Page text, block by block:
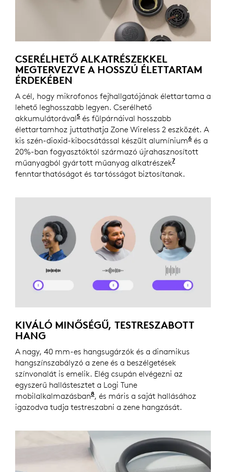
CSERÉLHETŐ ALKATRÉSZEKKEL
MEGTERVEZVE A HOSSZÚ ÉLETTARTAM
ÉRDEKÉBEN
A cél, hogy mikrofonos fejhallgatójának élettartama a
lehető leghosszabb legyen. Cserélhető
akkumulátorával5 A pótalkatrész hamarosan
és fülpárnáival hosszabb
élettartamhoz juttathatja Zone Wireless 2 eszközét. A
kis szén-dioxid-kibocsátással készült alumínium6 A
és a
20%-ban fogyasztóktól származó újrahasznosított
műanyagból gyártott műanyag alkatrészek7
fenntarthatóságot és tartósságot biztosítanak.
KIVÁLÓ MINŐSÉGŰ, TESTRESZABOTT
HANG
A nagy, 40 mm-es hangsugárzók és a dinamikus
hangszínszabályzó a zene és a beszélgetések
színvonalát is emelik. Elég csupán elvégezni az
egyszerű hallástesztet a Logi Tune
mobilalkalmazásban8A Logi Tune ChromeOS
, és máris a saját hallásához
igazodva tudja testreszabni a zene hangzását.